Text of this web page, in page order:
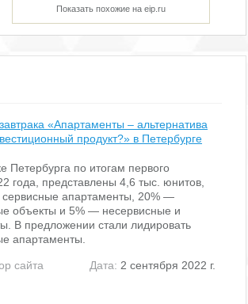
Показать похожие на eip.ru
«Апартаменты – альтернатива
продукт?» в Петербурге
Петербурга по итогам первого
года, представлены 4,6 тыс. юнитов,
апартаменты, 20% —
объекты и 5% — несервисные и
В предложении стали лидировать
апартаменты.
сайта Дата: 2 сентября 2022 г.